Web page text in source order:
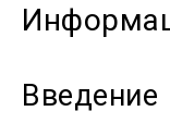
Введение